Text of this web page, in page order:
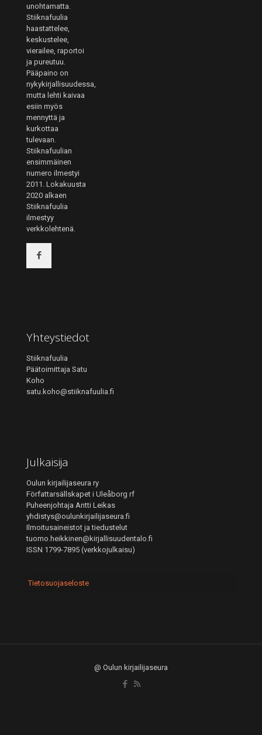
unohtamatta.
Stiiknafuulia
haastattelee,
keskustelee,
vierailee, raportoi
ja pureutuu.
Pääpaino on
nykykirjallisuudessa,
mutta lehti kaivaa
esiin myös
mennyttä ja
kurkottaa
tulevaan.
Stiiknafuulian
ensimmäinen
numero ilmestyi
2011. Lokakuusta
2020 alkaen
Stiiknafuulia
ilmestyy
verkkolehtenä.
Yhteystiedot
Stiiknafuulia
Päätoimittaja Satu
Koho
satu.koho@stiiknafuulia.fi
Julkaisija
Oulun kirjailijaseura ry
Författarsällskapet i Uleåborg rf
Puheenjohtaja Antti Leikas
yhdistys@oulunkirjailijaseura.fi
Ilmoitusaineistot ja tiedustelut
tuomo.heikkinen@kirjallisuudentalo.fi
ISSN 1799-7895 (verkkojulkaisu)
Tietosuojaseloste
@ Oulun kirjailijaseura